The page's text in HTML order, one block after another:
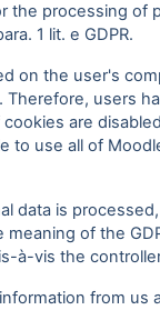
the processing of
1 lit. e GDPR.
on the user's
Therefore, users
are
to use all of
data is
of the
à-vis the
from us